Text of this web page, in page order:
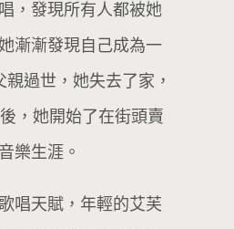
，發現所有人都被她
漸漸發現自己成為一
過世，她失去了家，
，她開始了在街頭賣
樂生涯。
唱天賦，年輕的艾芙